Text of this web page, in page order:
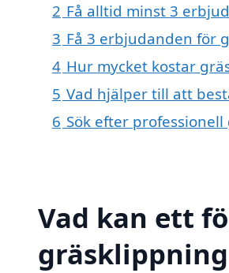
2 Få alltid minst 3
3 Få 3 erbjudanden för
4 Hur mycket kostar
5 Vad hjälper till att
6 Sök efter
Vad kan ett